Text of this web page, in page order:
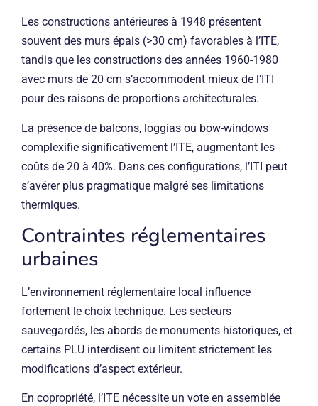
Les constructions antérieures à 1948 présentent
souvent des murs épais (>30 cm) favorables à l’ITE,
tandis que les constructions des années 1960-1980
avec murs de 20 cm s’accommodent mieux de l’ITI
pour des raisons de proportions architecturales.
La présence de balcons, loggias ou bow-windows
complexifie significativement l’ITE, augmentant les
coûts de 20 à 40%. Dans ces configurations, l’ITI peut
s’avérer plus pragmatique malgré ses limitations
thermiques.
Contraintes réglementaires
urbaines
L’environnement réglementaire local influence
fortement le choix technique. Les secteurs
sauvegardés, les abords de monuments historiques, et
certains PLU interdisent ou limitent strictement les
modifications d’aspect extérieur.
En copropriété, l’ITE nécessite un vote en assemblée